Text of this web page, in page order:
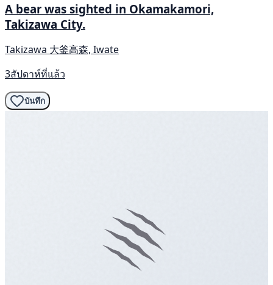
A bear was sighted in Okamakamori,
Takizawa City.
Takizawa 大釜高森, Iwate
3สัปดาห์ที่แล้ว
บันทึก